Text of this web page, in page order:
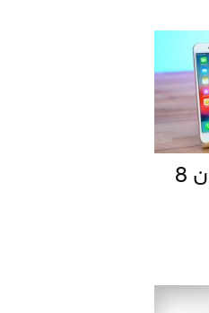
أيهما أفضل آيفون 8